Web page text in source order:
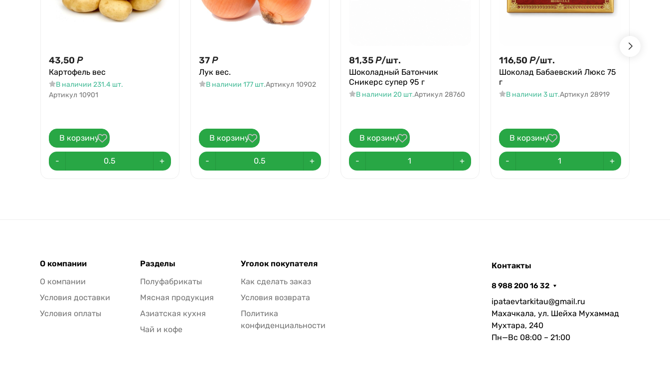
43,50 Р
Картофель вес
В наличии 231.4 шт.
Артикул 10901
В корзину
- +
37Р
Лук вес.
В наличии 177 шт.Артикул 10902
В корзину
- +
81,35Р/шт.
Шоколадный Батончик
Сникерс супер 95 г
В наличии 20 шт.Артикул 28760
В корзину
- +
116,50 Р/шт.
Шоколад Бабаевский Люкс 75
г
В наличии 3 шт.Артикул 28919
В корзину
- +
О компании
О компании
Условия доставки
Условия оплаты
Разделы
Полуфабрикаты
Мясная продукция
Азиатская кухня
Чай и кофе
Уголок покупателя
Как сделать заказ
Условия возврата
Политика
конфиденциальности
Контакты
8 988 200 16 32
ipataevtarkitau@gmail.ru
Махачкала, ул. Шейха Мухаммад
Мухтара, 240
Пн—Вс 08:00 – 21:00